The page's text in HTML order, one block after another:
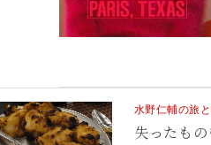
水野仁輔の旅
失ったもの